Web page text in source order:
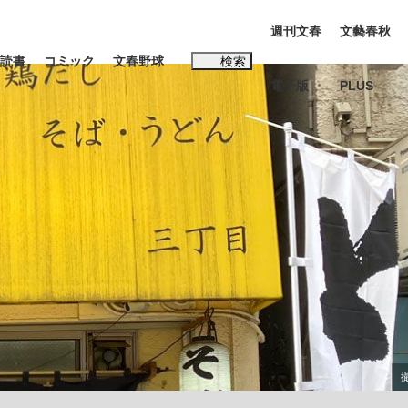
インタビュー 読書
日本代表“敗戦”の真実 選手が明かす...
将棋
読書 コミック 文春野球 検索
#松田聖子
週刊文春
電子版
文藝春秋
PLUS